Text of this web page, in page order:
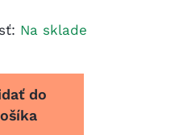
Na sklade
do